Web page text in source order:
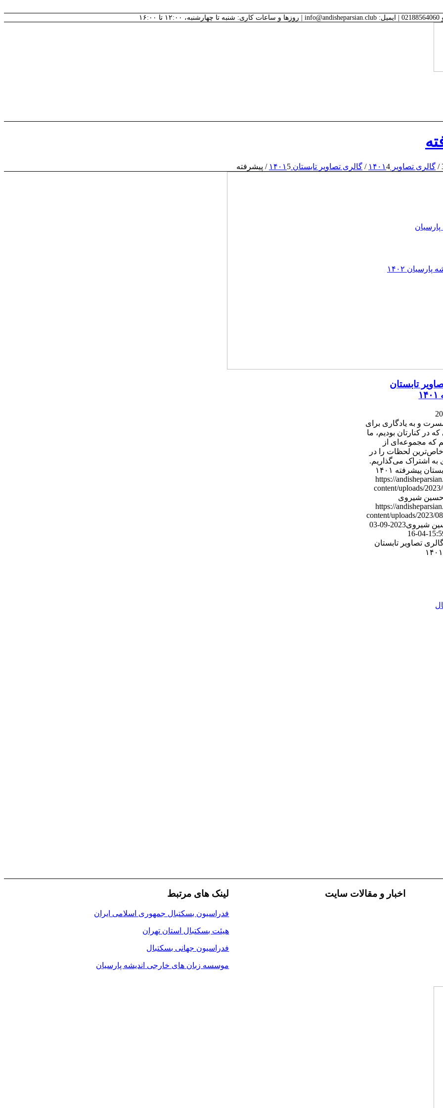
۱۴۰۲
/ گالری تصاویر ۱۴۰۱ 4
/ گالری تصاویر تابستان ۱۴۰۱ 5
/ پیشرفته
تابستان
و به یادگاری برای
در کنارتان بودیم، ما
که مجموعه‌ای از
خاص‌ترین لحظات را در
به اشتراک می‌گذاریم.
پیشرفته ۱۴۰۱
https://
content/uploads/
حسین شیروی
https://
content/uploads/2023/
شیروی
2023-09-03
2024-04-16
تصاویر تابستان
اخبار و مقالات سایت لینک های مرتبط
فدراسیون بسکتبال جمهوری اسلامی ایران
هیئت بسکتبال استان تهران
فدراسیون جهانی بسکتبال
موسسه زبان های خارجی اندیشه پارسیان